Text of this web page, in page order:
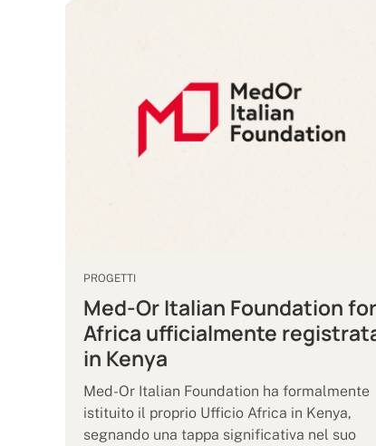
PROGETTI
Med-Or Italian Foundation for
Africa ufficialmente
in Kenya
Med-Or Italian Foundation ha formalmente
istituito il proprio Ufficio Africa in Kenya,
segnando una tappa significativa nel suo